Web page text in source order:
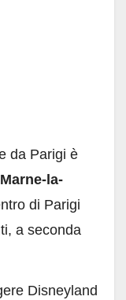
da Parigi è
Marne-la-
di Parigi
a seconda
Disneyland